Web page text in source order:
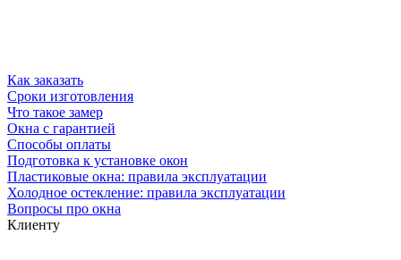
Как заказать
Сроки изготовления
Что такое замер
Окна с гарантией
Способы оплаты
Подготовка к установке окон
Пластиковые окна: правила эксплуатации
Холодное остекление: правила эксплуатации
Вопросы про окна
Клиенту